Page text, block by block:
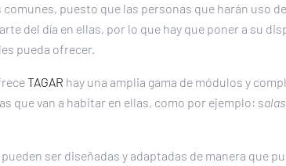
puesto que las personas que harán uso
del día en ellas, por lo que hay que poner a su
pueda ofrecer.
TAGAR hay una amplia gama de módulos y
que van a habitar en ellas, como por ejemplo: s
ser diseñadas y adaptadas de manera que